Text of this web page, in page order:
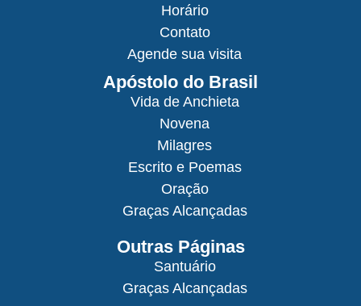
Horário
Contato
Agende sua visita
Apóstolo do Brasil
Vida de Anchieta
Novena
Milagres
Escrito e Poemas
Oração
Graças Alcançadas
Outras Páginas
Santuário
Graças Alcançadas